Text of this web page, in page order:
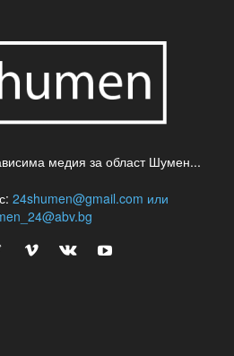
медия за област Шумен...
24shumen@gmail.com или